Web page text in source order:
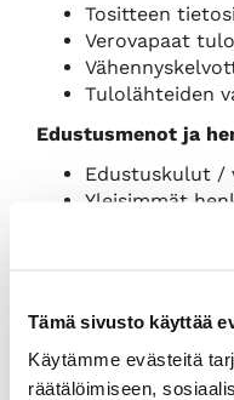
Tämä sivusto käyttää
Käytämme evästeitä
räätälöimiseen,
Tositteen
Verovapaat
Tulolähteiden
Edustusmenot ja
Edustuskulut /
Yleisimmät
Kiinteistön
verotus